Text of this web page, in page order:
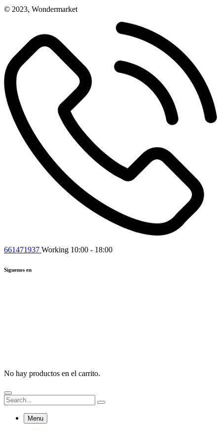
© 2023, Wondermarket
661471937 Working 10:00 - 18:00
Siguenos en
No hay productos en el carrito.
Menu